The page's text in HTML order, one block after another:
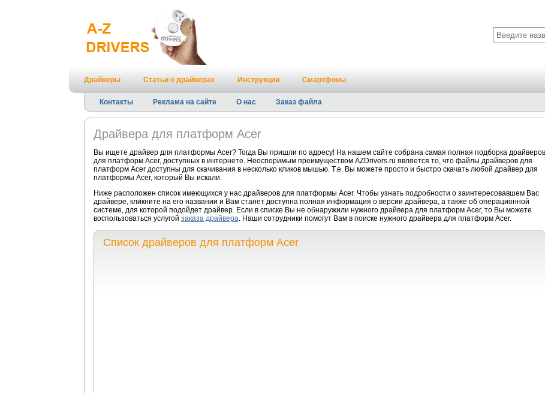
Драйверы Статьи о драйверах Инструкции Смартфоны
Контакты Реклама на сайте О нас Заказ файла
Драйвера для платформ Acer
Вы ищете драйвер для платформы Acer? Тогда Вы пришли по адресу! На нашем сайте собрана самая полная подборка драйверов
для платформ Acer, доступных в интернете. Неоспоримым преимуществом AZDrivers.ru является то, что файлы драйверов для
платформ Acer доступны для скачивания в несколько кликов мышью. Т.е. Вы можете просто и быстро скачать любой драйвер для
платформы Acer, который Вы искали.
Ниже расположен список имеющихся у нас драйверов для платформы Acer. Чтобы узнать подробности о заинтересовавшем Вас
драйвере, кликните на его названии и Вам станет доступна полная информация о версии драйвера, а также об операционной
системе, для которой подойдет драйвер. Если в списке Вы не обнаружили нужного драйвера для платформ Acer, то Вы можете
воспользоваться услугой заказа драйвера. Наши сотрудники помогут Вам в поиске нужного драйвера для платформ Acer.
Список драйверов для платформ Acer